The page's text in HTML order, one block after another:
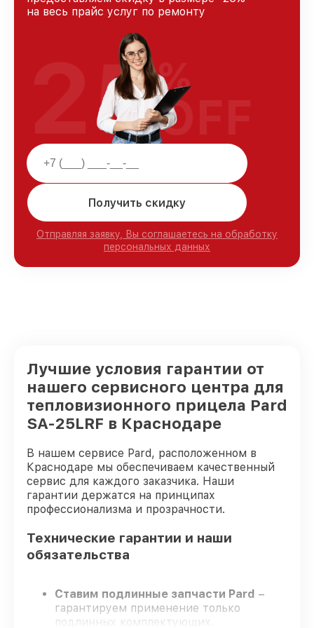
на весь прайс услуг по ремонту
Получить скидку
Отправляя заявку, Вы соглашаетесь на обработку
персональных данных
25%
OFF
Лучшие условия гарантии от
нашего сервисного центра для
тепловизионного прицела Pard
SA-25LRF в Краснодаре
В нашем сервисе Pard, расположенном в
Краснодаре мы обеспечиваем качественный
сервис для каждого заказчика. Наши
гарантии держатся на принципах
профессионализма и прозрачности.
Технические гарантии и наши
обязательства
Ставим подлинные запчасти Pard –
гарантируем применение только
подлинных комплектующих.